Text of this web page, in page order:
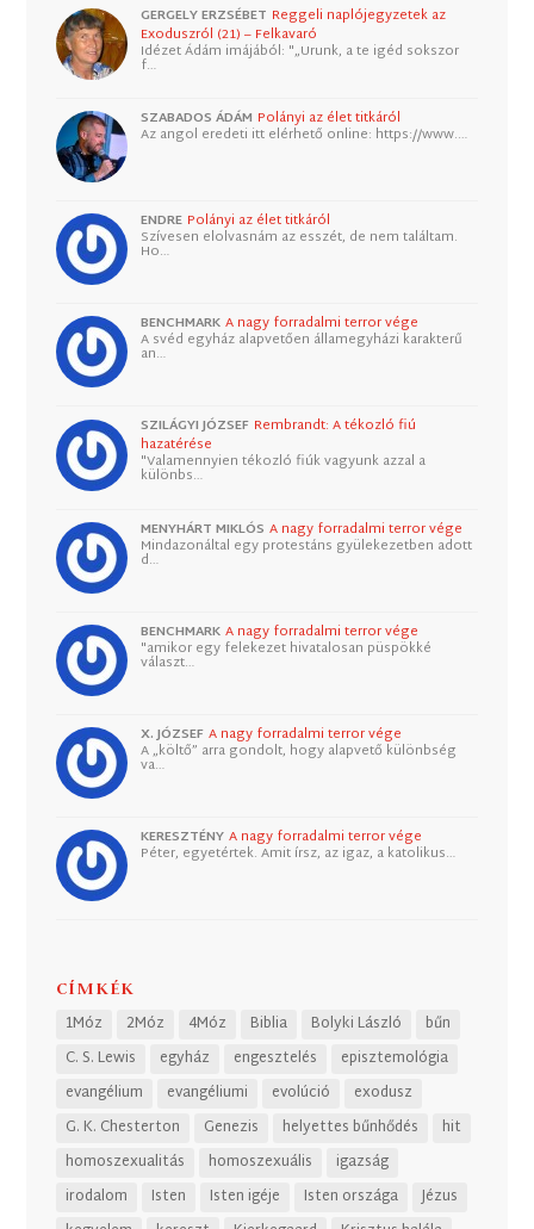
GERGELY ERZSÉBET Reggeli naplójegyzetek az
Exoduszról (21) – Felkavaró
Idézet Ádám imájából: "„Urunk, a te igéd sokszor
f…
SZABADOS ÁDÁM Polányi az élet titkáról
Az angol eredeti itt elérhető online: https://www.…
ENDRE Polányi az élet titkáról
Szívesen elolvasnám az esszét, de nem találtam.
Ho…
BENCHMARK A nagy forradalmi terror vége
A svéd egyház alapvetően államegyházi karakterű
an…
SZILÁGYI JÓZSEF Rembrandt: A tékozló fiú
hazatérése
"Valamennyien tékozló fiúk vagyunk azzal a
különbs…
MENYHÁRT MIKLÓS A nagy forradalmi terror vége
Mindazonáltal egy protestáns gyülekezetben adott
d…
BENCHMARK A nagy forradalmi terror vége
"amikor egy felekezet hivatalosan püspökké
választ…
X. JÓZSEF A nagy forradalmi terror vége
A „költő” arra gondolt, hogy alapvető különbség
va…
KERESZTÉNY A nagy forradalmi terror vége
Péter, egyetértek. Amit írsz, az igaz, a katolikus…
CÍMKÉK
1Móz 2Móz 4Móz Biblia Bolyki László
bűn
C. S. Lewis
egyház engesztelés
episztemológia
evangélium
evangéliumi evolúció
exodusz
G. K. Chesterton
Genezis helyettes bűnhődés
hit
homoszexualitás
homoszexuális
igazság
irodalom
Isten Isten igéje Isten országa
Jézus